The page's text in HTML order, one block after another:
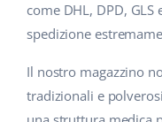
Moda
Altro
Calcolatore dei vantaggi
Collaborazione e
español (MX)
Français
come DHL, DPD,
spedizione
Il nostro magazzino
tradizionali e